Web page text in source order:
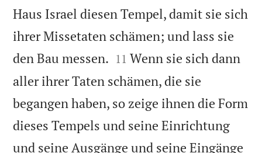
Haus Israel diesen Tempel, damit sie sich
ihrer Missetaten schämen; und lass sie
den Bau messen. 

11 Wenn sie sich dann
aller ihrer Taten schämen, die sie
begangen haben, so zeige ihnen die Form
dieses Tempels und seine Einrichtung
und seine Ausgänge und seine Eingänge